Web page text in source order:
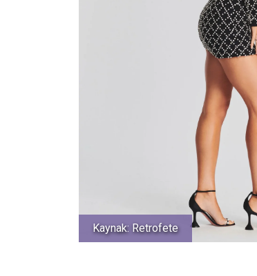
Kaynak: Retrofete